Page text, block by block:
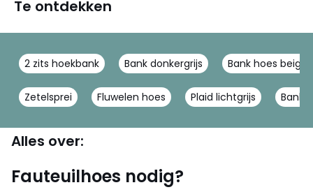
Te ontdekken
2 zits hoekbank Bank donkergrijs Bank hoes beige
Zetelsprei Fluwelen hoes Plaid lichtgrijs Bank
Alles over:
Fauteuilhoes nodig?